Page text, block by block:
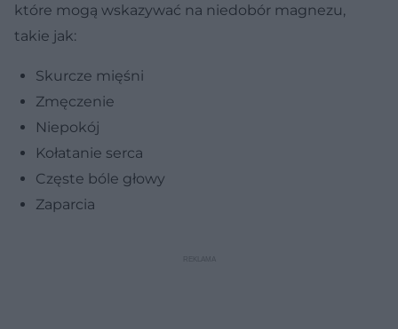
które mogą wskazywać na niedobór magnezu,
takie jak:
Skurcze mięśni
Zmęczenie
Niepokój
Kołatanie serca
Częste bóle głowy
Zaparcia